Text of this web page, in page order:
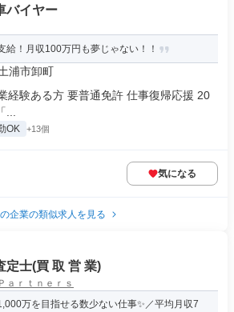
バイヤー
給！月収100万円も夢じゃない！！
浦市卸町
経験ある方 要普通免許 仕事復帰応援 20
OK +13個
気になる
企業の類似求人を見る
定士(買 取 営 業)
ｒｔｎｅｒｓ
万を目指せる数少ない仕事✨／平均月収7